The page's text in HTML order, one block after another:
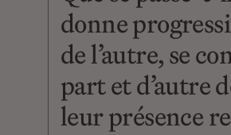
donne
de l’autre, se
part et d’autre
leur présence